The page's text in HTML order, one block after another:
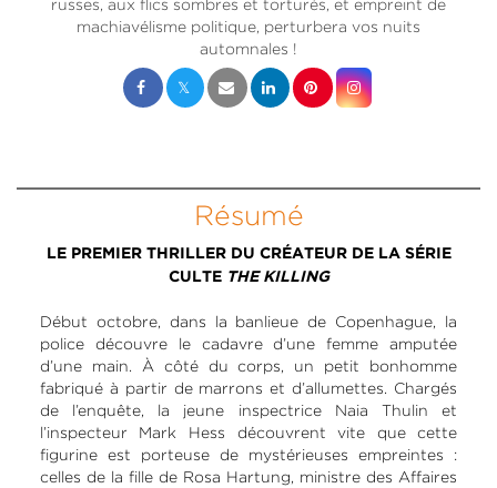
russes, aux flics sombres et torturés, et empreint de
machiavélisme politique, perturbera vos nuits
automnales !
Résumé
LE PREMIER THRILLER DU CRÉATEUR DE LA SÉRIE
CULTE THE KILLING
Début octobre, dans la banlieue de Copenhague, la
police découvre le cadavre d’une femme amputée
d’une main. À côté du corps, un petit bonhomme
fabriqué à partir de marrons et d’allumettes. Chargés
de l’enquête, la jeune inspectrice Naia Thulin et
l’inspecteur Mark Hess découvrent vite que cette
figurine est porteuse de mystérieuses empreintes :
celles de la fille de Rosa Hartung, ministre des Affaires